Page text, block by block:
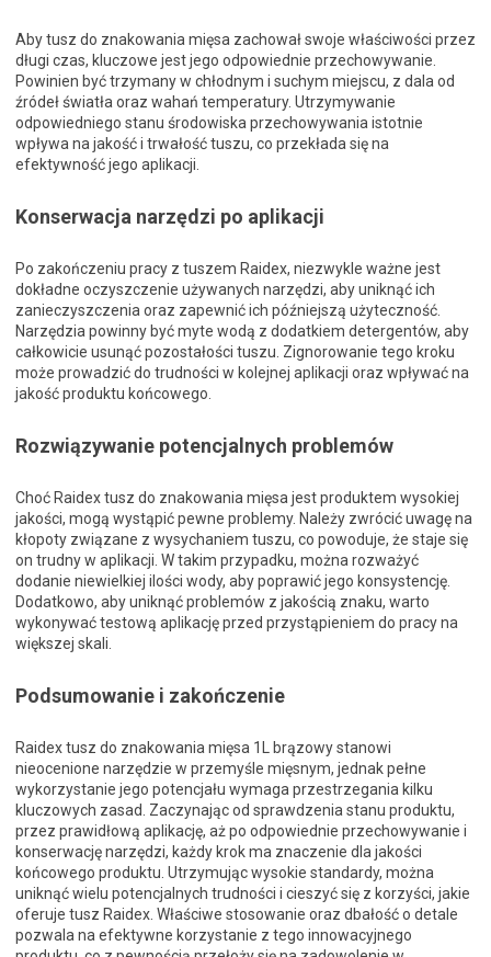
Aby tusz do znakowania mięsa zachował swoje właściwości przez
długi czas, kluczowe jest jego odpowiednie przechowywanie.
Powinien być trzymany w chłodnym i suchym miejscu, z dala od
źródeł światła oraz wahań temperatury. Utrzymywanie
odpowiedniego stanu środowiska przechowywania istotnie
wpływa na jakość i trwałość tuszu, co przekłada się na
efektywność jego aplikacji.
Konserwacja narzędzi po aplikacji
Po zakończeniu pracy z tuszem Raidex, niezwykle ważne jest
dokładne oczyszczenie używanych narzędzi, aby uniknąć ich
zanieczyszczenia oraz zapewnić ich późniejszą użyteczność.
Narzędzia powinny być myte wodą z dodatkiem detergentów, aby
całkowicie usunąć pozostałości tuszu. Zignorowanie tego kroku
może prowadzić do trudności w kolejnej aplikacji oraz wpływać na
jakość produktu końcowego.
Rozwiązywanie potencjalnych problemów
Choć Raidex tusz do znakowania mięsa jest produktem wysokiej
jakości, mogą wystąpić pewne problemy. Należy zwrócić uwagę na
kłopoty związane z wysychaniem tuszu, co powoduje, że staje się
on trudny w aplikacji. W takim przypadku, można rozważyć
dodanie niewielkiej ilości wody, aby poprawić jego konsystencję.
Dodatkowo, aby uniknąć problemów z jakością znaku, warto
wykonywać testową aplikację przed przystąpieniem do pracy na
większej skali.
Podsumowanie i zakończenie
Raidex tusz do znakowania mięsa 1L brązowy stanowi
nieocenione narzędzie w przemyśle mięsnym, jednak pełne
wykorzystanie jego potencjału wymaga przestrzegania kilku
kluczowych zasad. Zaczynając od sprawdzenia stanu produktu,
przez prawidłową aplikację, aż po odpowiednie przechowywanie i
konserwację narzędzi, każdy krok ma znaczenie dla jakości
końcowego produktu. Utrzymując wysokie standardy, można
uniknąć wielu potencjalnych trudności i cieszyć się z korzyści, jakie
oferuje tusz Raidex. Właściwe stosowanie oraz dbałość o detale
pozwala na efektywne korzystanie z tego innowacyjnego